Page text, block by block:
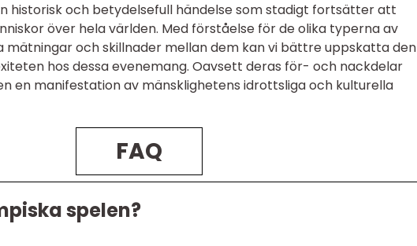
historisk och betydelsefull händelse som stadigt fortsätter att
över hela världen. Med förståelse för de olika typerna av
mätningar och skillnader mellan dem kan vi bättre uppskatta den
hos dessa evenemang. Oavsett deras för- och nackdelar
en manifestation av mänsklighetens idrottsliga och kulturella
FAQ
spelen?